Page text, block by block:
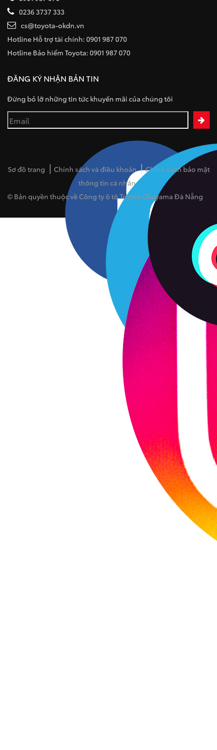
0236 3737 333
cs@toyota-okdn.vn
Hotline Hỗ trợ tài chính: 0901 987 070
Hotline Bảo hiểm Toyota: 0901 987 070
ĐĂNG KÝ NHẬN BẢN TIN
Đừng bỏ lỡ những tin tức khuyến mãi của chúng tôi
Sơ đồ trang Chính sách và điều khoản
Chính sách bảo mật
thông tin cá nhân
© Bản quyền thuộc về Công ty ô tô Toyota Okayama Đà Nẵng